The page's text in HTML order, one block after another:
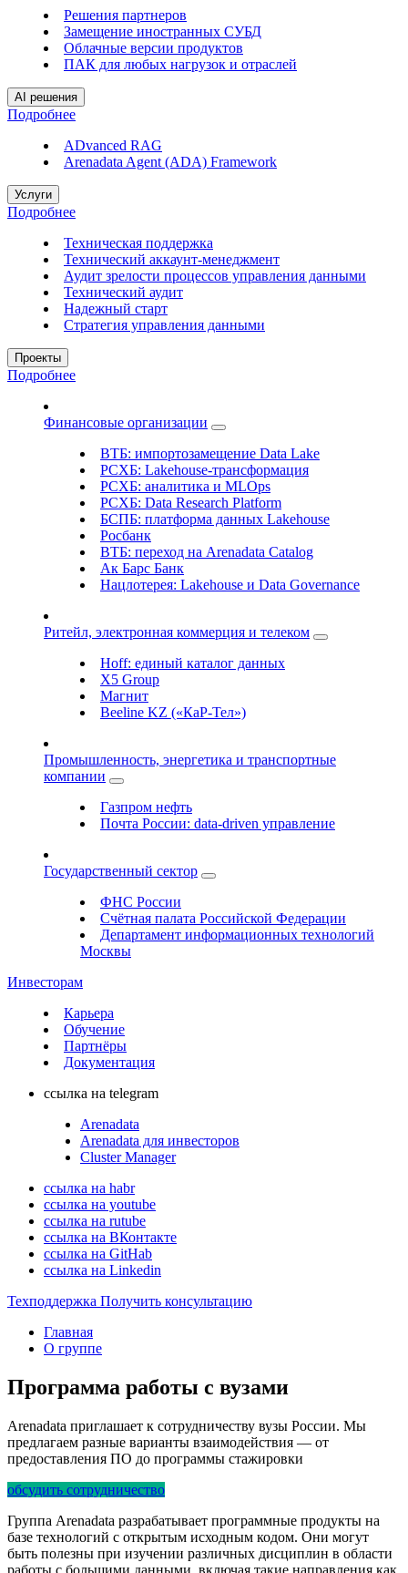
Решения партнеров
Замещение иностранных СУБД
Облачные версии продуктов
ПАК для любых нагрузок и отраслей
AI решения
Подробнее
ADvanced RAG
Arenadata Agent (ADA) Framework
Услуги
Подробнее
Техническая поддержка
Технический аккаунт-менеджмент
Аудит зрелости процессов управления данными
Технический аудит
Надежный старт
Стратегия управления данными
Проекты
Подробнее
Финансовые организации
ВТБ: импортозамещение Data Lake
РСХБ: Lakehouse-трансформация
РСХБ: аналитика и MLOps
РСХБ: Data Research Platform
БСПБ: платформа данных Lakehouse
Росбанк
ВТБ: переход на Arenadata Catalog
Ак Барс Банк
Нацлотерея: Lakehouse и Data Governance
Ритейл, электронная коммерция и телеком
Hoff: единый каталог данных
X5 Group
Магнит
Beeline KZ («КаР-Тел»)
Промышленность, энергетика и транспортные
компании
Газпром нефть
Почта России: data-driven управление
Государственный сектор
ФНС России
Счётная палата Российской Федерации
Департамент информационных технологий
Москвы
Инвесторам
Карьера
Обучение
Партнёры
Документация
ссылка на telegram
Arenadata
Arenadata для инвесторов
Cluster Manager
ссылка на habr
ссылка на youtube
ссылка на rutube
ссылка на ВКонтакте
ссылка на GitHab
ссылка на Linkedin
Техподдержка Получить консультацию
Главная
О группе
Программа работы с вузами
Arenadata приглашает к сотрудничеству вузы России. Мы
предлагаем разные варианты взаимодействия — от
предоставления ПО до программы стажировки
обсудить сотрудничество
Группа Arenadata разрабатывает программные продукты на
базе технологий с открытым исходным кодом. Они могут
быть полезны при изучении различных дисциплин в области
работы с большими данными, включая такие направления как